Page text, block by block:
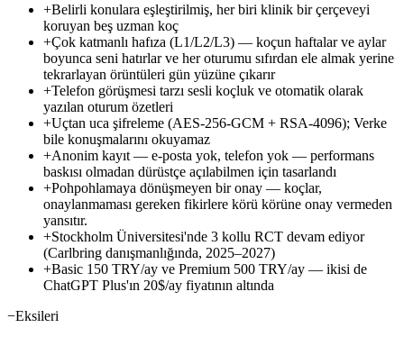
+Belirli konulara eşleştirilmiş, her biri klinik bir çerçeveyi
koruyan beş uzman koç
+Çok katmanlı hafıza (L1/L2/L3) — koçun haftalar ve aylar
boyunca seni hatırlar ve her oturumu sıfırdan ele almak yerine
tekrarlayan örüntüleri gün yüzüne çıkarır
+Telefon görüşmesi tarzı sesli koçluk ve otomatik olarak
yazılan oturum özetleri
+Uçtan uca şifreleme (AES-256-GCM + RSA-4096); Verke
bile konuşmalarını okuyamaz
+Anonim kayıt — e-posta yok, telefon yok — performans
baskısı olmadan dürüstçe açılabilmen için tasarlandı
+Pohpohlamaya dönüşmeyen bir onay — koçlar,
onaylanmaması gereken fikirlere körü körüne onay vermeden
yansıtır.
+Stockholm Üniversitesi'nde 3 kollu RCT devam ediyor
(Carlbring danışmanlığında, 2025–2027)
+Basic 150 TRY/ay ve Premium 500 TRY/ay — ikisi de
ChatGPT Plus'ın 20$/ay fiyatının altında
−Eksileri